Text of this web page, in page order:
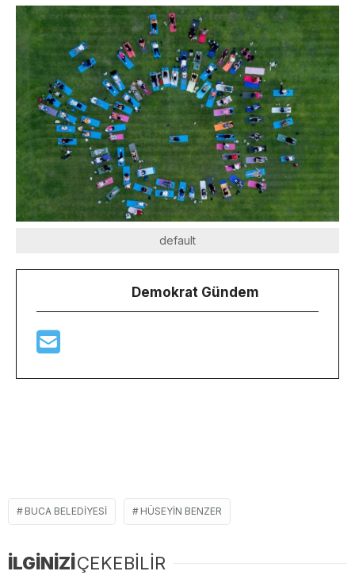
default
Demokrat Gündem
BUCA BELEDIYESI HÜSEYIN BENZER
İLGİNİZİÇEKEBİLİR